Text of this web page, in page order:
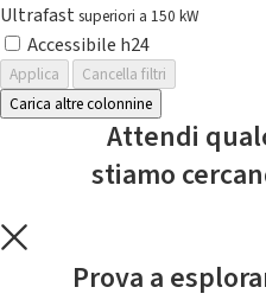
Ultrafast superiori a 150 kW
Accessibile h24
Applica
Cancella filtri
Carica altre colonnine
Attendi
stiamo
Prova a